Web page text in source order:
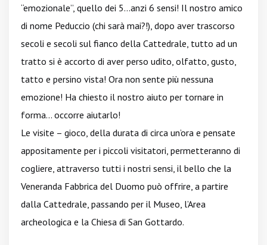
“emozionale”, quello dei 5…anzi 6 sensi! Il nostro amico
di nome Peduccio (chi sarà mai?!), dopo aver trascorso
secoli e secoli sul fianco della Cattedrale, tutto ad un
tratto si è accorto di aver perso udito, olfatto, gusto,
tatto e persino vista! Ora non sente più nessuna
emozione! Ha chiesto il nostro aiuto per tornare in
forma… occorre aiutarlo!
Le visite – gioco, della durata di circa un’ora e pensate
appositamente per i piccoli visitatori, permetteranno di
cogliere, attraverso tutti i nostri sensi, il bello che la
Veneranda Fabbrica del Duomo può offrire, a partire
dalla Cattedrale, passando per il Museo, l’Area
archeologica e la Chiesa di San Gottardo.